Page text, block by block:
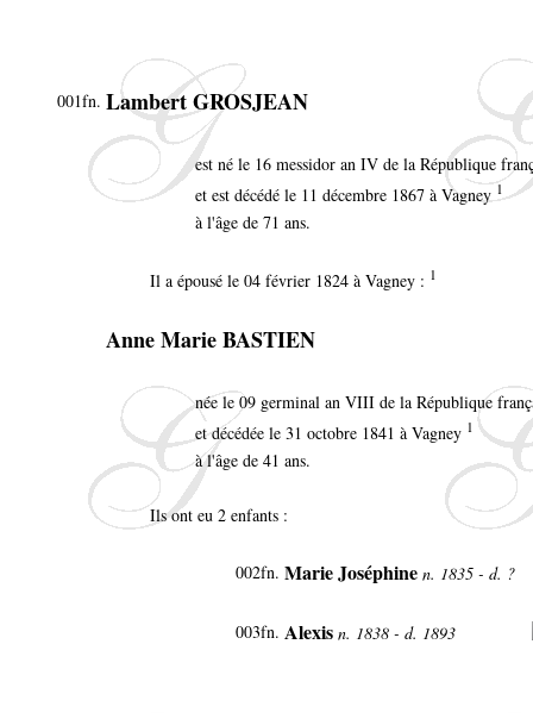
001fn. Lambert GROSJEAN
est né le 16 messidor an IV de la République
et est décédé le 11 décembre 1867 à Vagney1
à l'âge de 71 ans.
Il a épousé le 04 février 1824 à Vagney : 1
Anne Marie BASTIEN
née le 09 germinal an VIII de la République
et décédée le 31 octobre 1841 à Vagney 1
à l'âge de 41 ans.
Ils ont eu 2 enfants :
002fn. Marie Joséphine n. 1835 - d. ?
003fn. Alexis n. 1838 - d. 1893